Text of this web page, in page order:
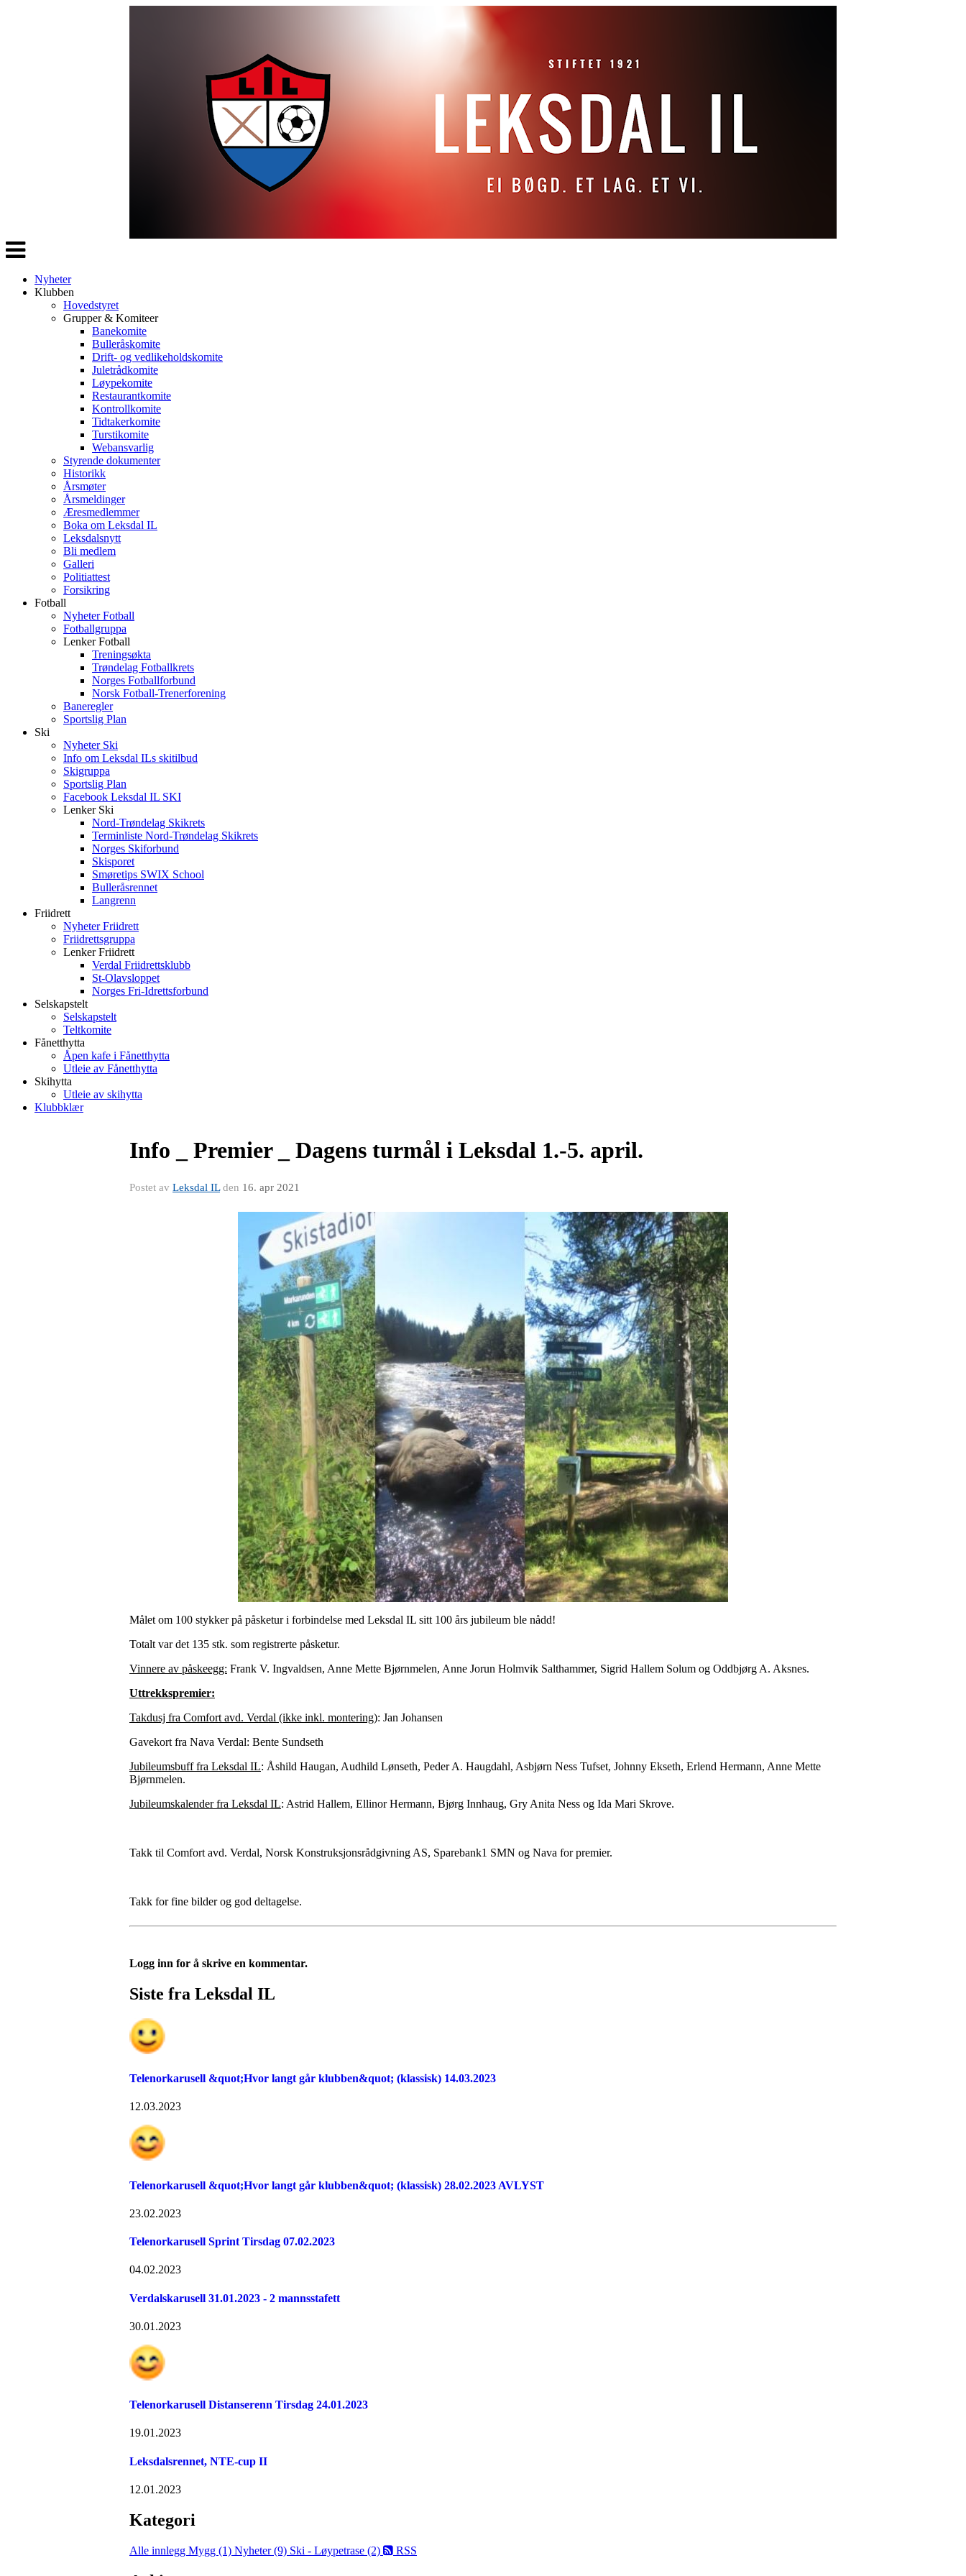
Veksle
navigasjon
Nyheter
Klubben
Hovedstyret
Grupper & Komiteer
Banekomite
Bulleråskomite
Drift- og vedlikeholdskomite
Juletrådkomite
Løypekomite
Restaurantkomite
Kontrollkomite
Tidtakerkomite
Turstikomite
Webansvarlig
Styrende dokumenter
Historikk
Årsmøter
Årsmeldinger
Æresmedlemmer
Boka om Leksdal IL
Leksdalsnytt
Bli medlem
Galleri
Politiattest
Forsikring
Fotball
Nyheter Fotball
Fotballgruppa
Lenker Fotball
Treningsøkta
Trøndelag Fotballkrets
Norges Fotballforbund
Norsk Fotball-Trenerforening
Baneregler
Sportslig Plan
Ski
Nyheter Ski
Info om Leksdal ILs skitilbud
Skigruppa
Sportslig Plan
Facebook Leksdal IL SKI
Lenker Ski
Nord-Trøndelag Skikrets
Terminliste Nord-Trøndelag Skikrets
Norges Skiforbund
Skisporet
Smøretips SWIX School
Bulleråsrennet
Langrenn
Friidrett
Nyheter Friidrett
Friidrettsgruppa
Lenker Friidrett
Verdal Friidrettsklubb
St-Olavsloppet
Norges Fri-Idrettsforbund
Selskapstelt
Selskapstelt
Teltkomite
Fånetthytta
Åpen kafe i Fånetthytta
Utleie av Fånetthytta
Skihytta
Utleie av skihytta
Klubbklær
Info _ Premier _ Dagens turmål i Leksdal 1.-5. april.
Postet av Leksdal ILden 16. apr 2021
Målet om 100 stykker på påsketur i forbindelse med Leksdal IL sitt 100 års jubileum ble nådd!
Totalt var det 135 stk. som registrerte påsketur.
Vinnere av påskeegg: Frank V. Ingvaldsen, Anne Mette Bjørnmelen, Anne Jorun Holmvik Salthammer, Sigrid Hallem Solum og Oddbjørg A. Aksnes.
Uttrekkspremier:
Takdusj fra Comfort avd. Verdal (ikke inkl. montering): Jan Johansen
Gavekort fra Nava Verdal: Bente Sundseth
Jubileumsbuff fra Leksdal IL: Åshild Haugan, Audhild Lønseth, Peder A. Haugdahl, Asbjørn Ness Tufset, Johnny Ekseth, Erlend Hermann, Anne Mette
Bjørnmelen.
Jubileumskalender fra Leksdal IL: Astrid Hallem, Ellinor Hermann, Bjørg Innhaug, Gry Anita Ness og Ida Mari Skrove.
Takk til Comfort avd. Verdal, Norsk Konstruksjonsrådgivning AS, Sparebank1 SMN og Nava for premier.
Takk for fine bilder og god deltagelse.
Logg inn for å skrive en kommentar.
Siste fra Leksdal IL
Telenorkarusell &quot;Hvor langt går klubben&quot; (klassisk) 14.03.2023
12.03.2023
Telenorkarusell &quot;Hvor langt går klubben&quot; (klassisk) 28.02.2023 AVLYST
23.02.2023
Telenorkarusell Sprint Tirsdag 07.02.2023
04.02.2023
Verdalskarusell 31.01.2023 - 2 mannsstafett
30.01.2023
Telenorkarusell Distanserenn Tirsdag 24.01.2023
19.01.2023
Leksdalsrennet, NTE-cup II
12.01.2023
Kategori
Alle innlegg Mygg (1) Nyheter (9) Ski - Løypetrase (2) RSS